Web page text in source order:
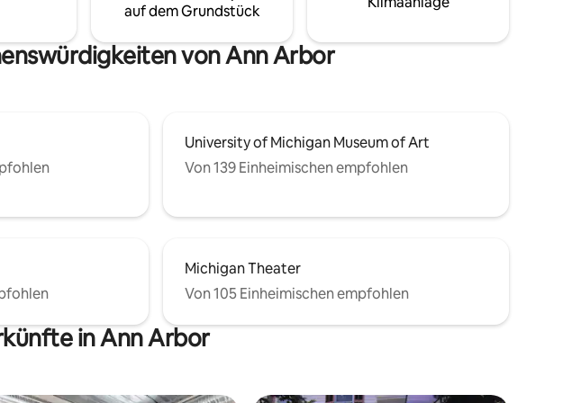
UM-Campus. 20
Parkplätze inklusive – buche
um dir deinen Platz zu sichern!
Auf der anderen Straßenseite befinden
Geschäfte, während der Ann Arbor
Farmers Market nur einen Katzensprung
auf dem Grundstück
von Ann Arbor
University of Michigan Museum of Art
Von 139 Einheimischen empfohlen
Michigan Theater
Von 105 Einheimischen empfohlen
in Ann Arbor